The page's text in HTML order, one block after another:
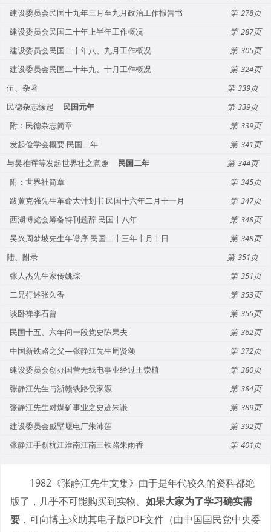
建设委员会民国十九年三月至九月政治工作报告书
278
建设委员会民国二十年上半年工作概况
287
建设委员会民国二十年八、九月工作概况
305
建设委员会民国二十年九、十月工作概况
324
伍、杂著
339
民德杂志缘起
民国元年
339
附：民德杂志简章
339
发起俭学会概要 民国二年
341
与吴稚晖等发起世界社之意趣
民国二年
344
附：世界社简章
345
跋黄克强先生革命大计划书 民国十六年二月十一月
347
西湖博览会筹备特刊题辞 民国十八年
348
吴兴周梦坡先生年谱序 民国二十三年十月十日
348
陆、附录
351
张人杰先生家传姚琮
351
二兄行述张久香
353
谈卧禅李石曾
355
民国十五、六年间一段党史陈果夫
362
中国新铁路之父—张静江先生周贤颂
372
建设委员会创办国营无线电事业经过王崇植
380
张静江先生与浙赣铁路侯家源
384
张静江先生对煤矿事业之史迹朱谦
389
建设委员会戚墅堰电厂朱沛莲
392
张静江手创杭江淮南江南三铁路朱雨香
401
1982《张静江先生文集》由于是年代较久的资料都绝
版了，几乎不可能购买到实物。 如果大家为了学习确实需
要 ，可向博主求助其电子版PDF文件（由中国国民党中央委